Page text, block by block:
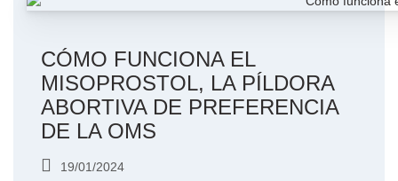
CÓMO FUNCIONA EL
MISOPROSTOL, LA PÍLDORA
ABORTIVA DE PREFERENCIA
DE LA OMS
19/01/2024